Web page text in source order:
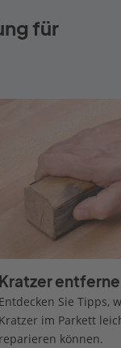
für
Kratzer
Entdecken Sie Tipps,
Kratzer im Parkett
reparieren können.